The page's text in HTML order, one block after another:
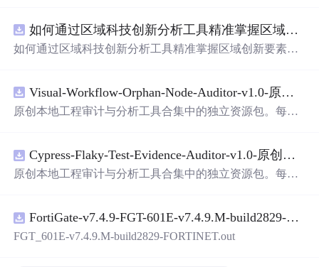
带有直观的图形用户界面（GUI），非常容易使用。你只
需要将手写数字输入系统，它将立即给出准确的识别结
是一个非常方便和实用的工具，你一定会喜欢它的！
如何通过区域科技创新分析工具精准掌握区域创新要素分布与产业链融合现状？.docx
如何通过区域科技创新分析工具精准掌握区域创新要素分
Visual-Workflow-Orphan-Node-Auditor-v1.0-原创源码与文档.zip
原创本地工程审计与分析工具合集中的独立资源包。每个
README、运行说明、功能清单、MIT License及原创与授
权声明。解压后进入project目录，执行npm test验证算法，
目源码、Logo、官方截图、论文、生产日志或其他受限素
材。适合前端开发、AI应用工程、测试审计和课程实践。
Cypress-Flaky-Test-Evidence-Auditor-v1.0-原创源码与文档.zip
原创本地工程审计与分析工具合集中的独立资源包。每个
README、运行说明、功能清单、MIT License及原创与授
权声明。解压后进入project目录，执行npm test验证算法，
FortiGate-v7.4.9-FGT-601E-v7.4.9.M-build2829-FORTINET.out
FGT_601E-v7.4.9.M-build2829-FORTINET.out